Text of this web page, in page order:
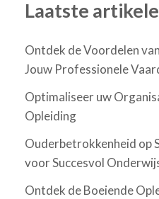
Laatste
Ontdek de Voordelen
Jouw Professionele
Optimaliseer uw
Opleiding
Ouderbetrokkenheid op
voor Succesvol
Ontdek de Boeiende